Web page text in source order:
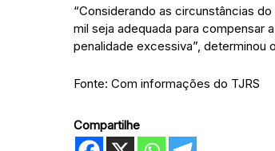
“Considerando as circunstâncias
mil seja adequada para compensar
penalidade excessiva”, determinou
Fonte: Com informações do TJRS
Compartilhe